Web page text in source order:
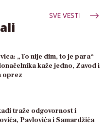
SVE VESTI
„To nije dim, to je para“
kaže jedno, Zavod i
oprez
traže odgovornost i
Pavlovića i Samardžića